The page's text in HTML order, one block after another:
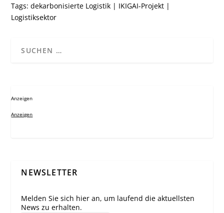
Tags:dekarbonisierte Logistik | IKIGAI-Projekt |
Logistiksektor
Anzeigen
Anzeigen
NEWSLETTER
Melden Sie sich hier an, um laufend die aktuellsten
News zu erhalten.